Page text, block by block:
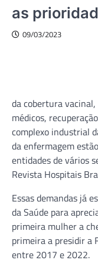
as
09/03/2023
da cobertura
médicos,
complexo industrial
da enfermagem
entidades de vários
Revista Hospitais
Essas demandas já
da Saúde para
primeira mulher a
primeira a presidir a
entre 2017 e 2022.